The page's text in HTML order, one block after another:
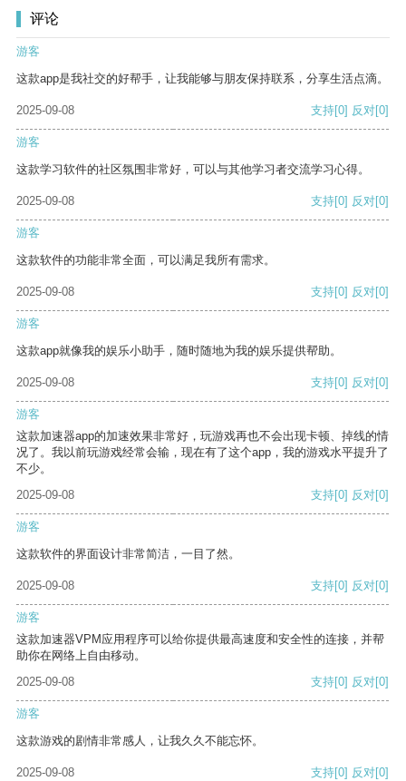
评论
游客
这款app是我社交的好帮手，让我能够与朋友保持联系，分享生活点滴。
2025-09-08 支持[0] 反对[0]
游客
这款学习软件的社区氛围非常好，可以与其他学习者交流学习心得。
2025-09-08 支持[0] 反对[0]
游客
这款软件的功能非常全面，可以满足我所有需求。
2025-09-08 支持[0] 反对[0]
游客
这款app就像我的娱乐小助手，随时随地为我的娱乐提供帮助。
2025-09-08 支持[0] 反对[0]
游客
这款加速器app的加速效果非常好，玩游戏再也不会出现卡顿、掉线的情
况了。我以前玩游戏经常会输，现在有了这个app，我的游戏水平提升了
不少。
2025-09-08
支持[0] 反对[0]
游客
这款软件的界面设计非常简洁，一目了然。
2025-09-08 支持[0] 反对[0]
游客
这款加速器VPM应用程序可以给你提供最高速度和安全性的连接，并帮
助你在网络上自由移动。
2025-09-08
支持[0] 反对[0]
游客
这款游戏的剧情非常感人，让我久久不能忘怀。
2025-09-08 支持[0] 反对[0]